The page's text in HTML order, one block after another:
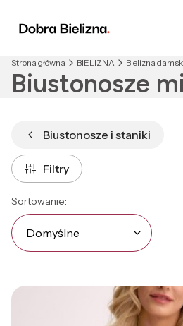
Strona główna BIELIZNA Bielizna
Biustonosze
Biustonosze i staniki
Filtry
Lista produktów
Sortowanie:
Domyślne